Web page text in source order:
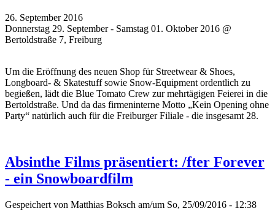
26. September 2016
Donnerstag 29. September - Samstag 01. Oktober 2016 @
Bertoldstraße 7, Freiburg
Um die Eröffnung des neuen Shop für Streetwear & Shoes,
Longboard- & Skatestuff sowie Snow-Equipment ordentlich zu
begießen, lädt die Blue Tomato Crew zur mehrtägigen Feierei in die
Bertoldstraße. Und da das firmeninterne Motto „Kein Opening ohne
Party“ natürlich auch für die Freiburger Filiale - die insgesamt 28.
Absinthe Films präsentiert: /fter Forever
- ein Snowboardfilm
Gespeichert von Matthias Boksch am/um So, 25/09/2016 - 12:38